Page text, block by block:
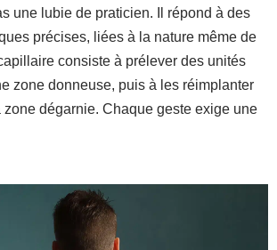
une lubie de praticien. Il répond à des
précises, liées à la nature même de
consiste à prélever des unités
zone donneuse, puis à les réimplanter
zone dégarnie. Chaque geste exige une